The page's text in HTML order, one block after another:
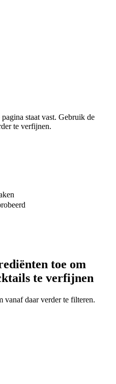
staat vast. Gebruik de
te verfijnen.
toe om
te verfijnen
vanaf daar verder te filteren.